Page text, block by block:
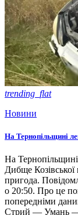
trending_flat
Новини
На Тернопільщині
На
Дибще
пригода.
о 20:50. Про це
попередніми
Стрий — Умань —